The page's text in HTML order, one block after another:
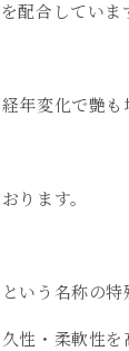
配合していま
年変化で艶も
ります。
いう名称の特
性・柔軟性を